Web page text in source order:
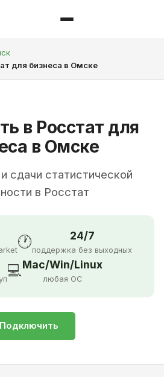
для бизнеса в Омске
в Росстат для
в Омске
сдачи статистической
в Росстат
🕐 24/7
поддержка без выходных
💻Mac/Win/Linux
любая ОС
Подключить